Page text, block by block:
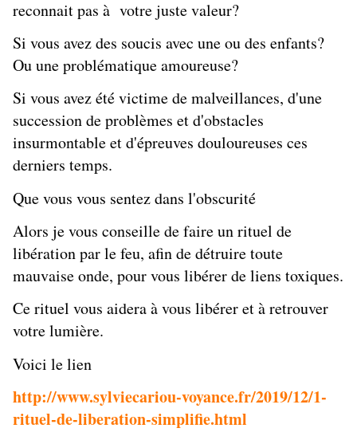
reconnait pas à votre juste valeur?
Si vous avez des soucis avec une ou des enfants?
Ou une problématique amoureuse?
Si vous avez été victime de malveillances, d'une
succession de problèmes et d'obstacles
insurmontable et d'épreuves douloureuses ces
derniers temps.
Que vous vous sentez dans l'obscurité
Alors je vous conseille de faire un rituel de
libération par le feu, afin de détruire toute
mauvaise onde, pour vous libérer de liens toxiques.
Ce rituel vous aidera à vous libérer et à retrouver
votre lumière.
Voici le lien
http://www.sylviecariou-voyance.fr/2019/12/1-
rituel-de-liberation-simplifie.html